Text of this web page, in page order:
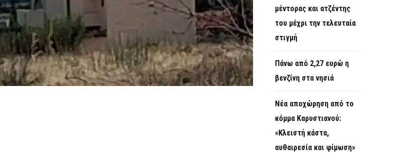
μέντορας και ατζέντης
του μέχρι την τελευταία
στιγμή
Πάνω από 2,27 ευρώ η
βενζίνη στα νησιά
Νέα αποχώρηση από το
κόμμα Καρυστιανού:
«Κλειστή κάστα,
αυθαιρεσία και φίμωση»